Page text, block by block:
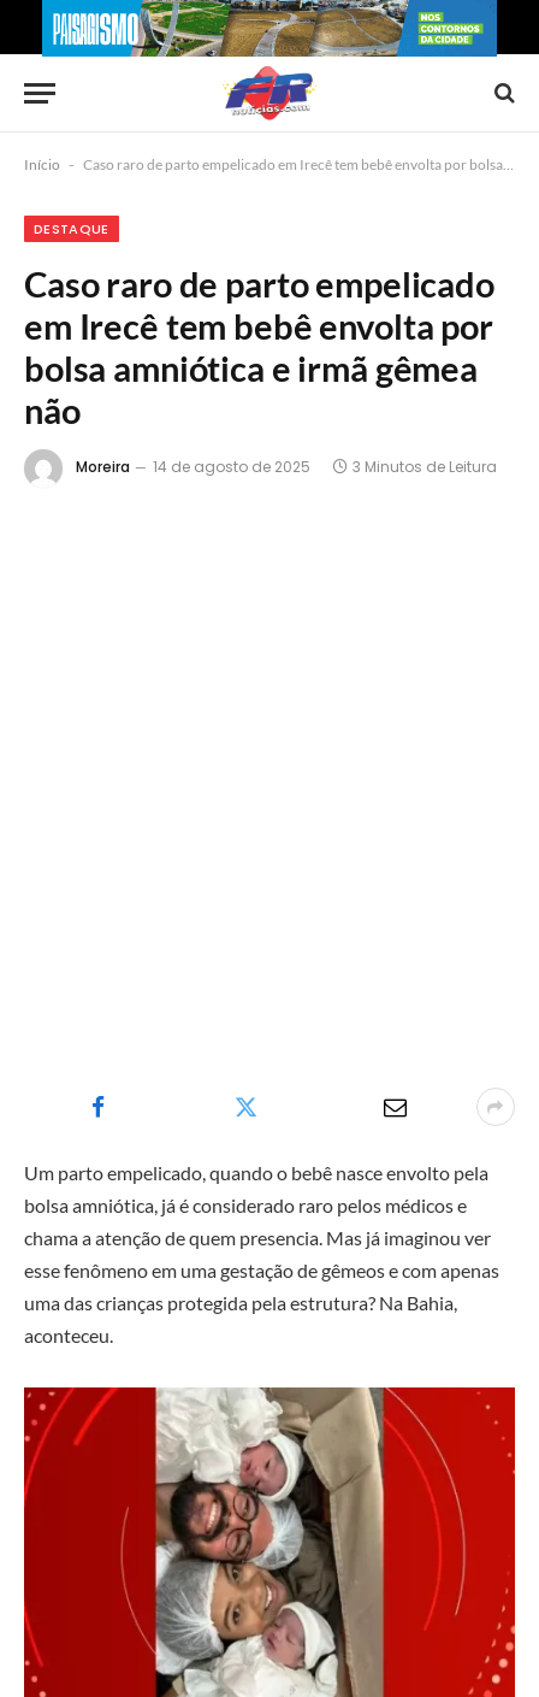
Início - Caso raro de parto empelicado em Irecê tem bebê envolta por bolsa amniótica e irmã gêmea não
DESTAQUE
Caso raro de parto empelicado
em Irecê tem bebê envolta por
bolsa amniótica e irmã gêmea
não
Moreira 14 de agosto de 2025 3 Minutos de Leitura
Um parto empelicado, quando o bebê nasce envolto pela
bolsa amniótica, já é considerado raro pelos médicos e
chama a atenção de quem presencia. Mas já imaginou ver
esse fenômeno em uma gestação de gêmeos e com apenas
uma das crianças protegida pela estrutura? Na Bahia,
aconteceu.